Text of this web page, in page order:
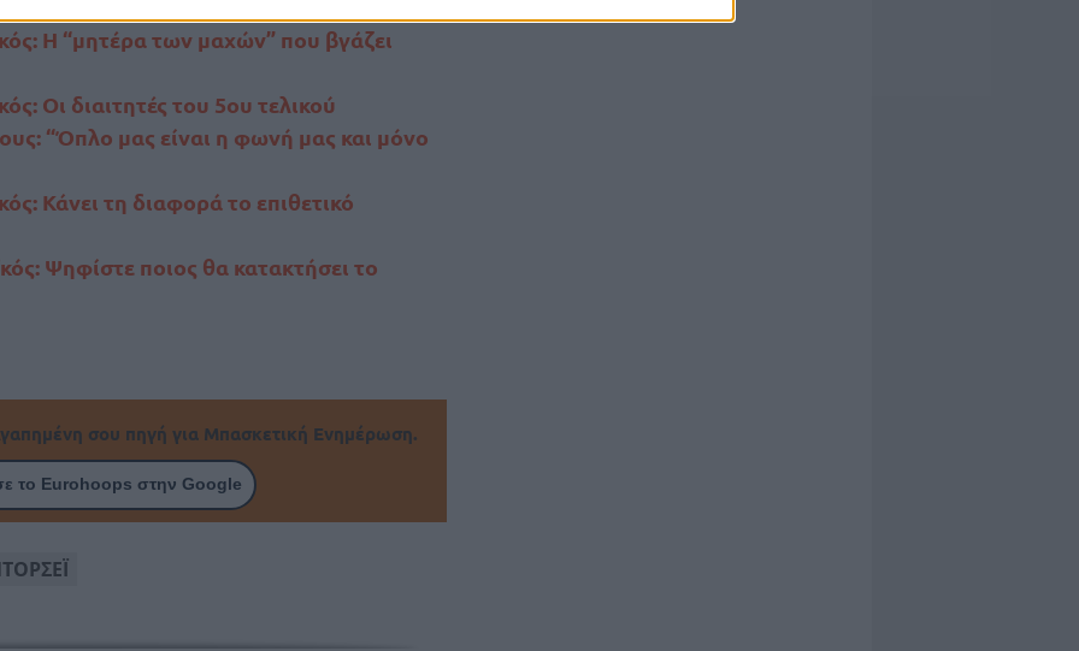
Η “μητέρα των μαχών” που βγάζει
Οι διαιτητές του 5ου τελικού
“Όπλο μας είναι η φωνή μας και μόνο
Κάνει τη διαφορά το επιθετικό
Ψηφίστε ποιος θα κατακτήσει το
σου πηγή για Μπασκετική Ενημέρωση.
το Eurohoops στην Google